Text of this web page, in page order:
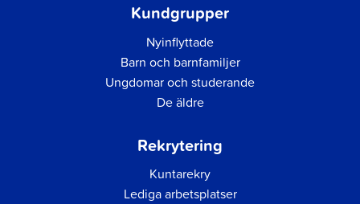
Kundgrupper
Nyinflyttade
Barn och barnfamiljer
Ungdomar och studerande
De äldre
Rekrytering
Kuntarekry
Lediga arbetsplatser